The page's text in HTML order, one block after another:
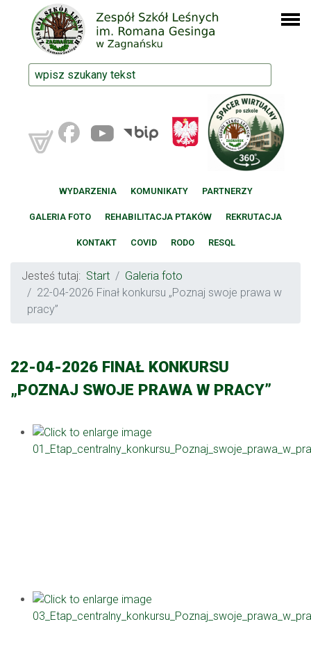
WYDARZENIA KOMUNIKATY PARTNERZY
GALERIA FOTO REHABILITACJA PTAKÓW REKRUTACJA
KONTAKT COVID RODO RESQL
Jesteś tutaj: Start
Galeria foto
22-04-2026 Finał konkursu „Poznaj swoje prawa w
pracy”
22-04-2026 FINAŁ KONKURSU
„POZNAJ SWOJE PRAWA W PRACY”